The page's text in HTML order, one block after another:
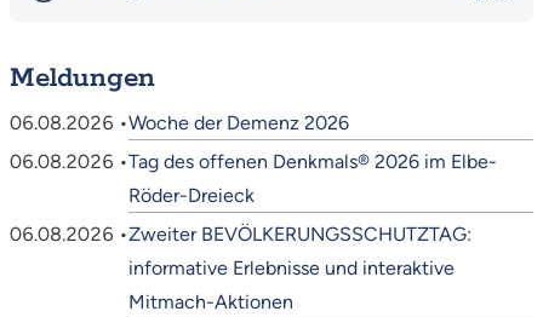
Meldungen
06.08.2026 •Woche der Demenz 2026
06.08.2026 •Tag des offenen Denkmals® 2026 im Elbe-
Röder-Dreieck
06.08.2026 •Zweiter BEVÖLKERUNGSSCHUTZTAG:
informative Erlebnisse und interaktive
Mitmach-Aktionen